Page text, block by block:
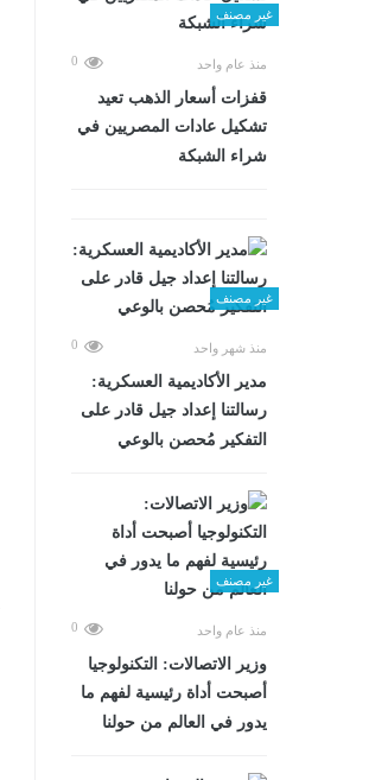
غير مصنف
منذ عام واحد 0
قفزات أسعار الذهب تعيد
تشكيل عادات المصريين في
شراء الشبكة
غير مصنف
منذ شهر واحد 0
مدير الأكاديمية العسكرية:
رسالتنا إعداد جيل قادر على
التفكير مُحصن بالوعي
غير مصنف
منذ عام واحد 0
وزير الاتصالات: التكنولوجيا
أصبحت أداة رئيسية لفهم ما
يدور في العالم من حولنا